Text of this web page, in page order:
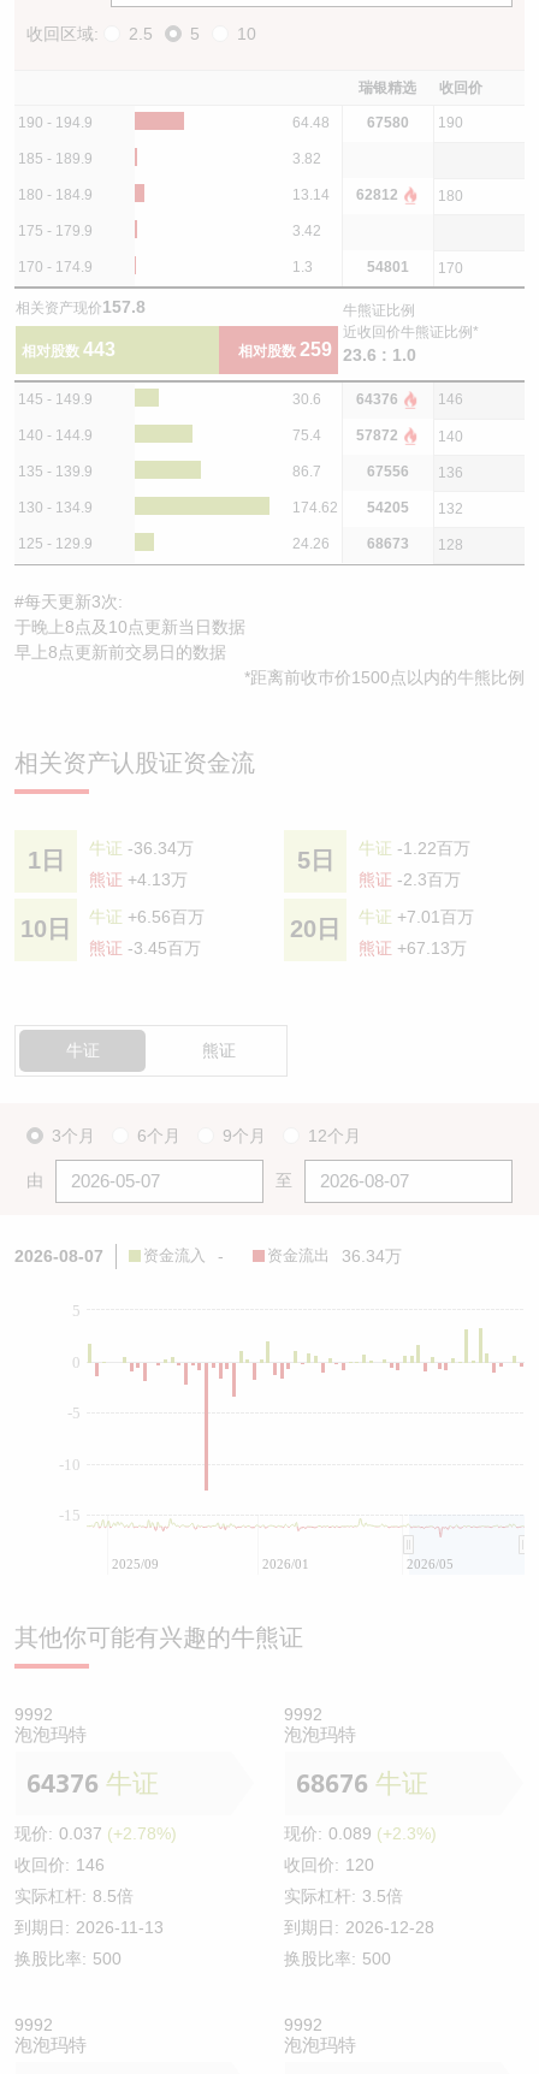
收回区域: 2.5 5 10
瑞银精选 收回价
190 - 194.9 64.48 67580 190
185 - 189.9 3.82
180 - 184.9 13.14 62812 180
175 - 179.9 3.42
170 - 174.9 1.3 54801 170
相关资产现价157.8
相对股数 443 相对股数 259
牛熊证比例
近收回价牛熊证比例*
23.6 : 1.0
145 - 149.9 30.6 64376 146
140 - 144.9 75.4 57872 140
135 - 139.9 86.7 67556 136
130 - 134.9 174.62 54205 132
125 - 129.9 24.26 68673 128
#每天更新3次:
于晚上8点及10点更新当日数据
早上8点更新前交易日的数据
*距离前收巿价1500点以内的牛熊比例
相关资产认股证资金流
1日 牛证 -36.34万
熊证 +4.13万
5日 牛证 -1.22百万
熊证 -2.3百万
10日 牛证 +6.56百万
熊证 -3.45百万
20日 牛证 +7.01百万
熊证 +67.13万
牛证 熊证
3个月 6个月 9个月 12个月
由 至
2026-08-07 资金流入 - 资金流出 36.34万
0
-15
-10
-5
5
2025/09 2026/01 2026/05
其他你可能有兴趣的牛熊证
9992
泡泡玛特
64376 牛证
现价: 0.037 (+2.78%)
收回价: 146
实际杠杆: 8.5倍
到期日: 2026-11-13
换股比率: 500
9992
泡泡玛特
68676 牛证
现价: 0.089 (+2.3%)
收回价: 120
实际杠杆: 3.5倍
到期日: 2026-12-28
换股比率: 500
9992
泡泡玛特
9992
泡泡玛特